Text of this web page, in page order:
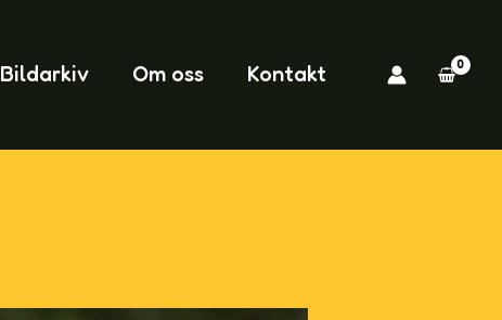
Bildarkiv Om oss Kontakt